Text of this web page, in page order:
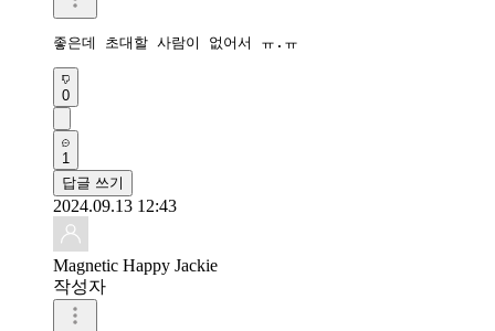
좋은데 초대할 사람이 없어서 ㅠ.ㅠ
0
1
답글 쓰기
2024.09.13 12:43
Magnetic Happy Jackie
작성자